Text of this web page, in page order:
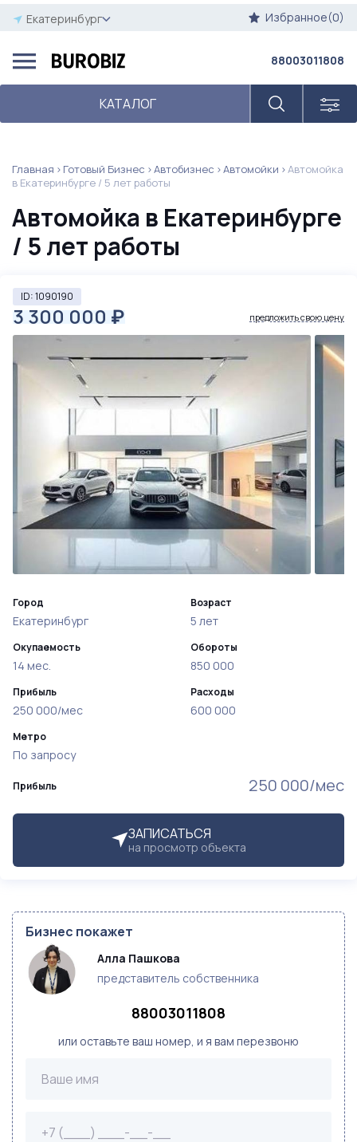
Екатеринбург Избранное(0)
КАТАЛОГ
88003011808
Главная Готовый Бизнес Автобизнес Автомойки
Автомойка
в Екатеринбурге / 5 лет работы
Автомойка в Екатеринбурге
/ 5 лет работы
ID: 1090190
3 300 000 ₽ предложить свою цену
Прибыль 250 000/мес
ЗАПИСАТЬСЯ
на просмотр объекта
Город
Екатеринбург
Окупаемость
14 мес.
Прибыль
250 000/мес
Возраст
5 лет
Обороты
850 000
Расходы
600 000
Метро
По запросу
Бизнес покажет
Алла Пашкова
представитель собственника
88003011808
или оставьте ваш номер, и я вам перезвоню